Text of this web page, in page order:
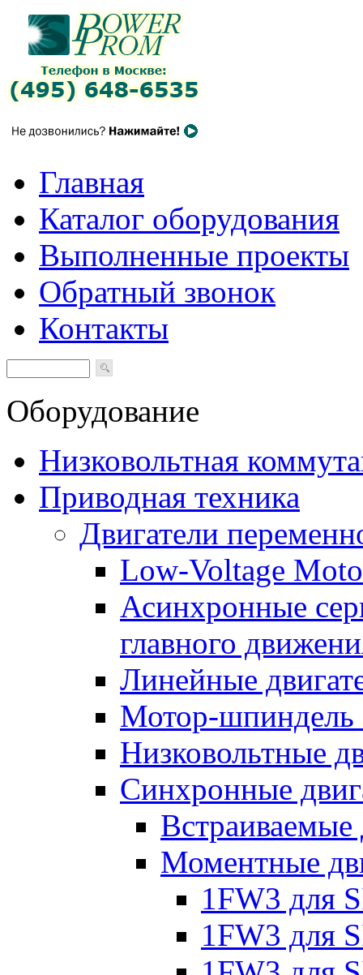
Главная
Каталог оборудования
Выполненные проекты
Обратный звонок
Контакты
Оборудование
Низковольтная
Приводная техника
Двигатели
Low-Voltage
Асинхронные
главного
Линейные
Мотор-шпиндель
Низковольтные
Синхронные
Встраиваемые
Моментные
1FW3 для
1FW3 для